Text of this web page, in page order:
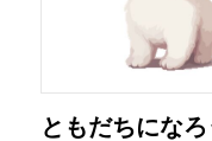
ともだちになろ